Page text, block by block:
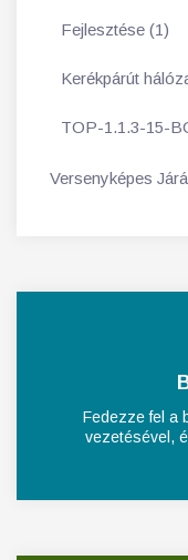
Fejlesztése (1)
Kerékpárút
TOP-1.1.3-15-
Versenyképes
Fedezze fel a
vezetésével,